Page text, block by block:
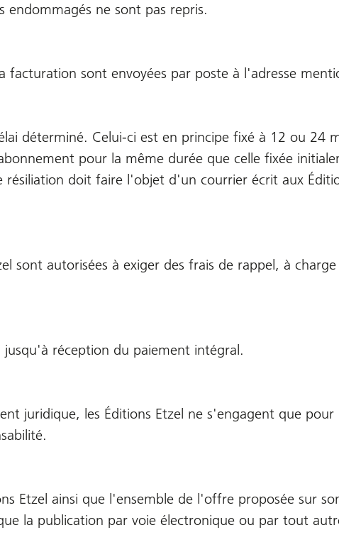
ne sont pas repris.
facturation sont envoyées par poste à l'adresse
déterminé. Celui-ci est en principe fixé à 12 ou 24
pour la même durée que celle fixée
doit faire l'objet d'un courrier écrit aux
sont autorisées à exiger des frais de rappel, à
jusqu'à réception du paiement intégral.
juridique, les Éditions Etzel ne s'engagent que pour
Etzel ainsi que l'ensemble de l'offre proposée sur
la publication par voie électronique ou par tout